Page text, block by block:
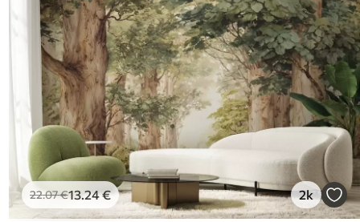
22.07€13.24€ 2k